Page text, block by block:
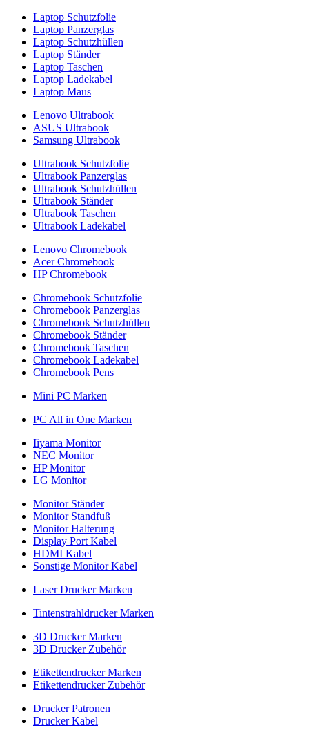
Laptop Schutzfolie
Laptop Panzerglas
Laptop Schutzhüllen
Laptop Ständer
Laptop Taschen
Laptop Ladekabel
Laptop Maus
Lenovo Ultrabook
ASUS Ultrabook
Samsung Ultrabook
Ultrabook Schutzfolie
Ultrabook Panzerglas
Ultrabook Schutzhüllen
Ultrabook Ständer
Ultrabook Taschen
Ultrabook Ladekabel
Lenovo Chromebook
Acer Chromebook
HP Chromebook
Chromebook Schutzfolie
Chromebook Panzerglas
Chromebook Schutzhüllen
Chromebook Ständer
Chromebook Taschen
Chromebook Ladekabel
Chromebook Pens
Mini PC Marken
PC All in One Marken
Iiyama Monitor
NEC Monitor
HP Monitor
LG Monitor
Monitor Ständer
Monitor Standfuß
Monitor Halterung
Display Port Kabel
HDMI Kabel
Sonstige Monitor Kabel
Laser Drucker Marken
Tintenstrahldrucker Marken
3D Drucker Marken
3D Drucker Zubehör
Etikettendrucker Marken
Etikettendrucker Zubehör
Drucker Patronen
Drucker Kabel